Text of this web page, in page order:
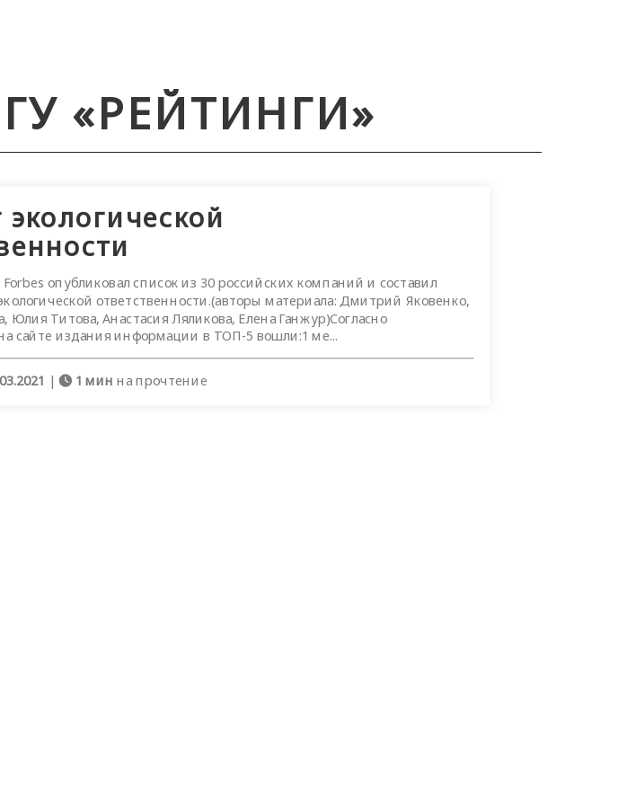
«РЕЙТИНГИ»
экологической
опубликовал список из 30 российских компаний и составил
ответственности.(авторы материала: Дмитрий Яковенко,
Юлия Титова, Анастасия Ляликова, Елена Ганжур)Согласно
сайте издания информации в ТОП-5 вошли:1 ме...
| 1 мин на прочтение